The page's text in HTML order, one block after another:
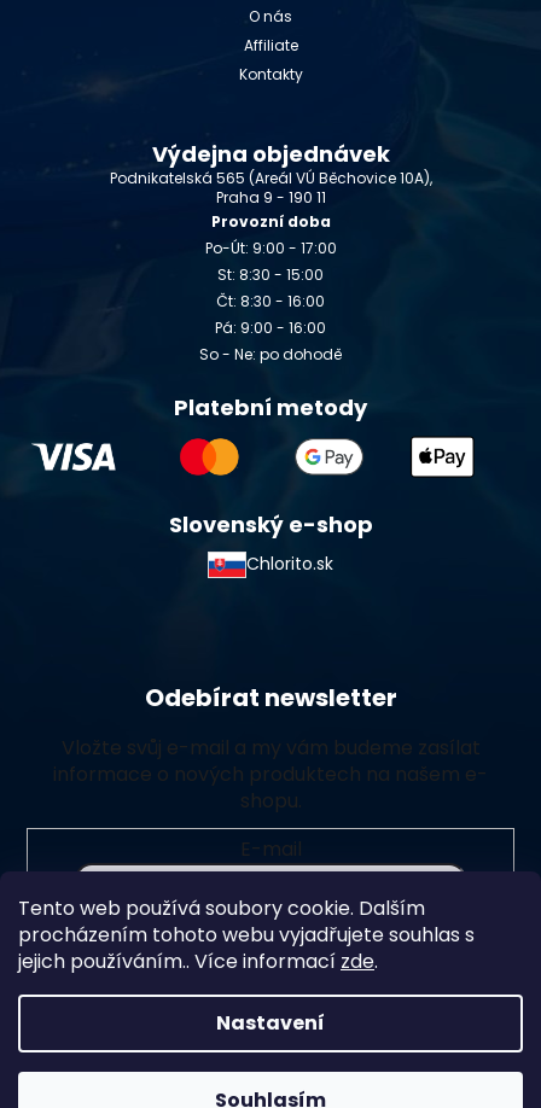
Tento web používá soubory cookie. Dalším
procházením tohoto webu vyjadřujete souhlas s
jejich používáním.. Více informací zde.
Nastavení
Souhlasím
O nás
Affiliate
Kontakty
Výdejna objednávek
Podnikatelská 565 (Areál VÚ Běchovice 10A),
Praha 9 - 190 11
Provozní doba
Po-Út: 9:00 - 17:00
St: 8:30 - 15:00
Čt: 8:30 - 16:00
Pá: 9:00 - 16:00
So - Ne: po dohodě
Platební metody
Slovenský e-shop
Chlorito.sk
Odebírat newsletter
Vložte svůj e-mail a my vám budeme zasílat
informace o nových produktech na našem e-
shopu.
E-mail
Vložením e-mailu souhlasíte spodmínkami ochrany
osobních údajů
Přihlásit se